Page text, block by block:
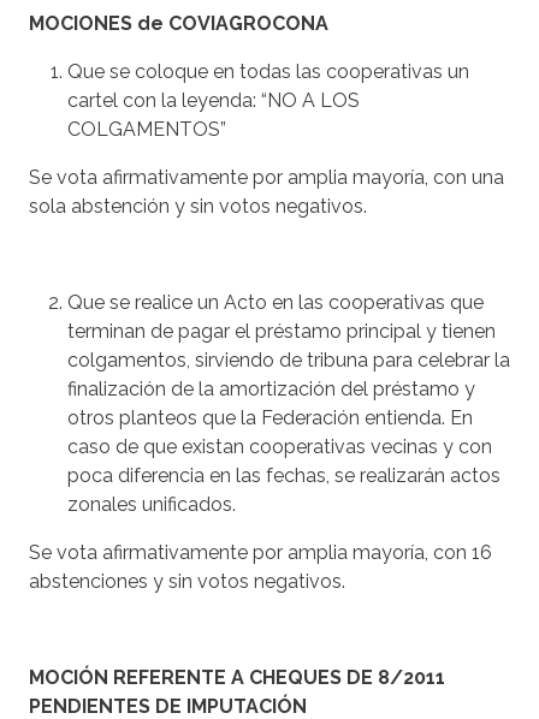
MOCIONES de COVIAGROCONA
Que se coloque en todas las cooperativas un
cartel con la leyenda: “NO A LOS
COLGAMENTOS”
Se vota afirmativamente por amplia mayoría, con una
sola abstención y sin votos negativos.
Que se realice un Acto en las cooperativas que
terminan de pagar el préstamo principal y tienen
colgamentos, sirviendo de tribuna para celebrar la
finalización de la amortización del préstamo y
otros planteos que la Federación entienda. En
caso de que existan cooperativas vecinas y con
poca diferencia en las fechas, se realizarán actos
zonales unificados.
Se vota afirmativamente por amplia mayoría, con 16
abstenciones y sin votos negativos.
MOCIÓN REFERENTE A CHEQUES DE 8/2011
PENDIENTES DE IMPUTACIÓN